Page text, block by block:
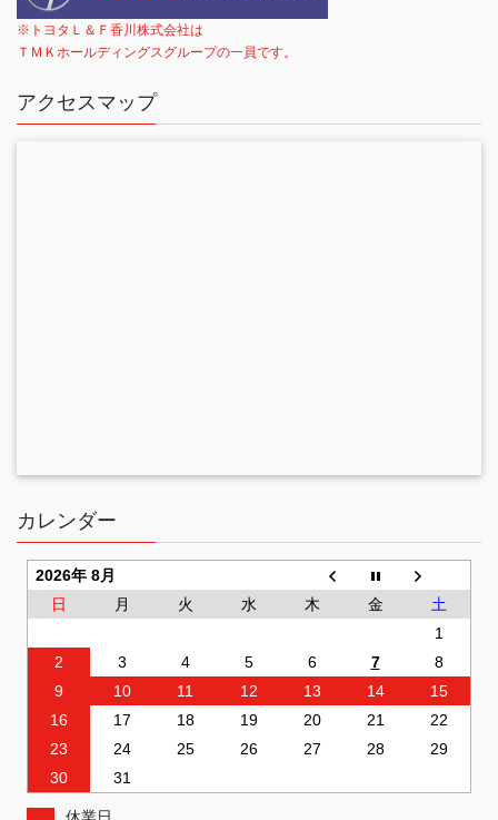
※トヨタＬ＆Ｆ香川株式会社は
ＴＭＫホールディングスグループの一員です。
アクセスマップ
カレンダー
2026年 8月
日
月 火 水 木 金
土
1
2
3 4 5 6 7
8
9
10 11 12 13 14
15
16
17 18 19 20 21
22
23
24 25 26 27 28
29
30
31